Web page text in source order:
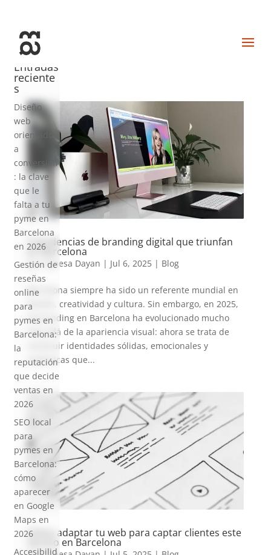
5 tendencias de branding digital que triunfan
en Barcelona
porVanesa Dayan | Jul 6, 2025| Blog
Barcelona siempre ha sido un referente mundial en
diseño, creatividad y cultura. Sin embargo, en 2025,
el branding en Barcelona ha evolucionado mucho
más allá de la apariencia visual: ahora se trata de
construir identidades sólidas, emocionales y
auténticas que...
Cómo adaptar tu web para captar clientes este
verano en Barcelona
Entradas
reciente
s
Diseño
web
orientado
a
conversión
: la clave
que le
falta a tu
pyme en
Barcelona
en 2026
Gestión de
reseñas
online
para
pymes en
Barcelona:
la
reputación
que decide
ventas en
2026
SEO local
para
pymes en
Barcelona:
cómo
aparecer
en Google
Maps en
2026
Accesibilid